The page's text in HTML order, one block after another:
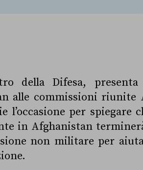
della Difesa,
alle commissioni riunite
l’occasione per spiegare
in Afghanistan
non militare per